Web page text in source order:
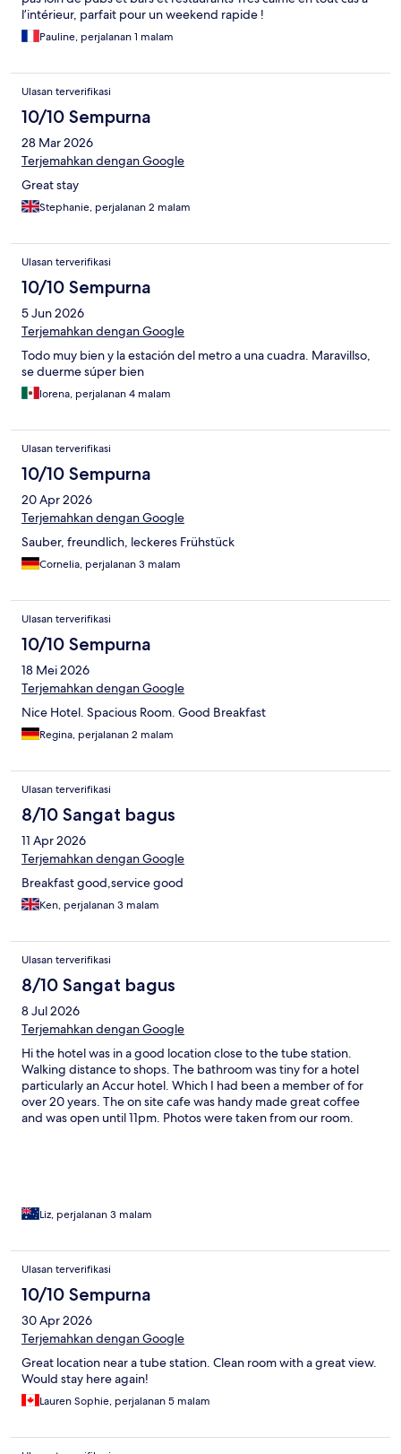
l’intérieur, parfait pour un weekend rapide !
Pauline, perjalanan 1 malam
Ulasan terverifikasi
10/10 Sempurna
28 Mar 2026
Terjemahkan dengan Google
Great stay
Stephanie, perjalanan 2 malam
Ulasan terverifikasi
10/10 Sempurna
5 Jun 2026
Terjemahkan dengan Google
Todo muy bien y la estación del metro a una cuadra. Maravillso,
se duerme súper bien
lorena, perjalanan 4 malam
Ulasan terverifikasi
10/10 Sempurna
20 Apr 2026
Terjemahkan dengan Google
Sauber, freundlich, leckeres Frühstück
Cornelia, perjalanan 3 malam
Ulasan terverifikasi
10/10 Sempurna
18 Mei 2026
Terjemahkan dengan Google
Nice Hotel. Spacious Room. Good Breakfast
Regina, perjalanan 2 malam
Ulasan terverifikasi
8/10 Sangat bagus
11 Apr 2026
Terjemahkan dengan Google
Breakfast good,service good
Ken, perjalanan 3 malam
Ulasan terverifikasi
8/10 Sangat bagus
8 Jul 2026
Terjemahkan dengan Google
Hi the hotel was in a good location close to the tube station.
Walking distance to shops. The bathroom was tiny for a hotel
particularly an Accur hotel. Which I had been a member of for
over 20 years. The on site cafe was handy made great coffee
and was open until 11pm. Photos were taken from our room.
Liz, perjalanan 3 malam
Ulasan terverifikasi
10/10 Sempurna
30 Apr 2026
Terjemahkan dengan Google
Great location near a tube station. Clean room with a great view.
Would stay here again!
Lauren Sophie, perjalanan 5 malam